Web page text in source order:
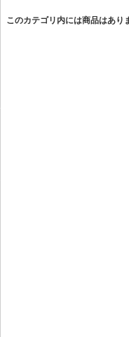
このカテゴリ内には商品はあり